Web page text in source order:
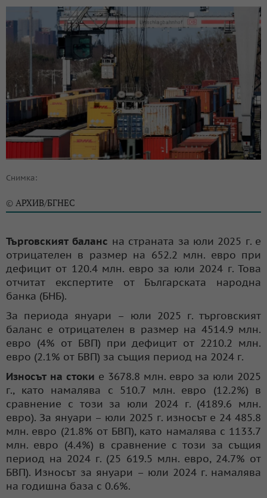
Снимка:
© АРХИВ/БГНЕС
Търговският баланс на страната за юли 2025 г. е
отрицателен в размер на 652.2 млн. евро при
дефицит от 120.4 млн. евро за юли 2024 г. Това
отчитат експертите от Българската народна
банка (БНБ).
За периода януари – юли 2025 г. търговският
баланс е отрицателен в размер на 4514.9 млн.
евро (4% от БВП) при дефицит от 2210.2 млн.
евро (2.1% от БВП) за същия период на 2024 г.
Износът на стоки е 3678.8 млн. евро за юли 2025
г., като намалява с 510.7 млн. евро (12.2%) в
сравнение с този за юли 2024 г. (4189.6 млн.
евро). За януари – юли 2025 г. износът е 24 485.8
млн. евро (21.8% от БВП), като намалява с 1133.7
млн. евро (4.4%) в сравнение с този за същия
период на 2024 г. (25 619.5 млн. евро, 24.7% от
БВП). Износът за януари – юли 2024 г. намалява
на годишна база с 0.6%.